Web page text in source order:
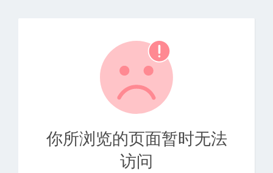
你所浏览的页面暂时无法
访问